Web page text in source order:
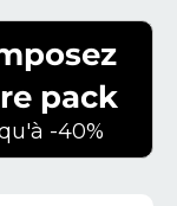
pack
-40%